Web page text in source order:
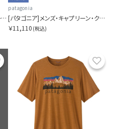
[パタゴニア]ウィメンズ・ロングスリーブ・キャプリーン・クール・デイリー・シャツ（フィッツロイ・フットヒルズ）
patagonia
[パタゴニア]メンズ・キャプリーン・クール・デイリー・フーディ（フィッツロイ・フットヒルズ）
￥11,110 (税込)
お気に入り